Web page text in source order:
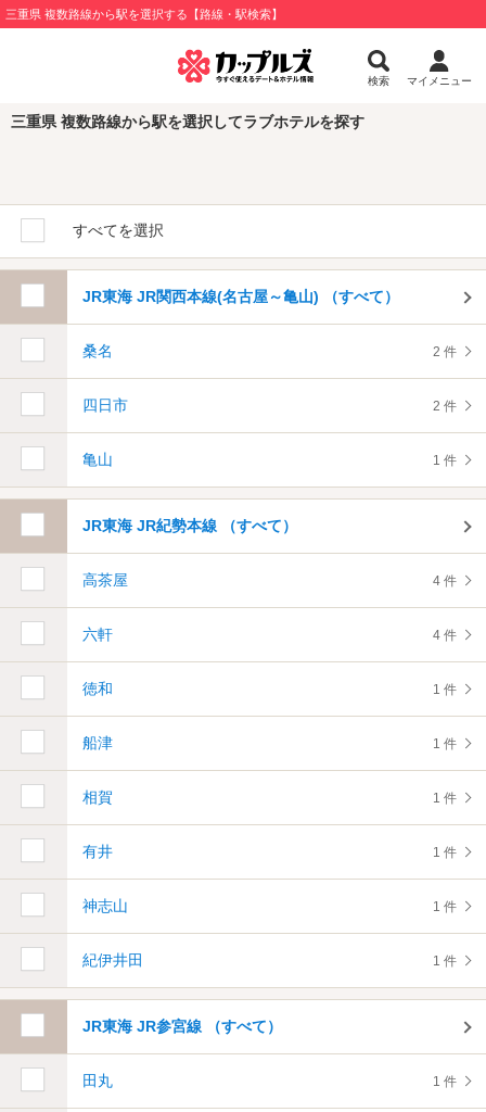
三重県 複数路線から駅を選択する【路線・駅検索】
検索 マイメニュー
三重県 複数路線から駅を選択してラブホテルを探す
すべてを選択
JR東海 JR関西本線(名古屋～亀山) （すべて）
桑名 2 件
四日市 2 件
亀山 1 件
JR東海 JR紀勢本線 （すべて）
高茶屋 4 件
六軒 4 件
徳和 1 件
船津 1 件
相賀 1 件
有井 1 件
神志山 1 件
紀伊井田 1 件
JR東海 JR参宮線 （すべて）
田丸 1 件